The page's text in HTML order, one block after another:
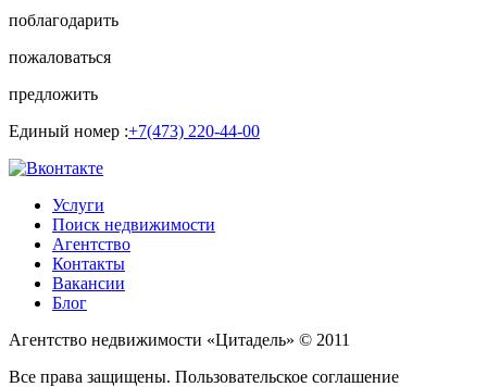
поблагодарить
пожаловаться
предложить
Единый номер :+7(473) 220-44-00
Услуги
Поиск недвижимости
Агентство
Контакты
Вакансии
Блог
Агентство недвижимости «Цитадель» © 2011
Все права защищены. Пользовательское соглашение